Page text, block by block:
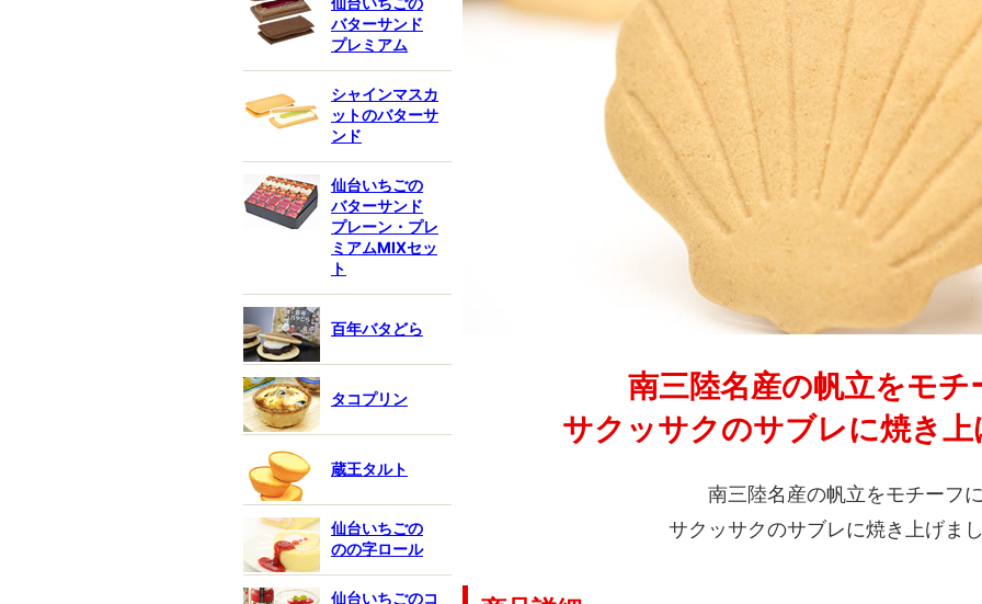
バターサンド
プレミアム
シャインマスカ
ットのバターサ
ンド
仙台いちごの
バターサンド
プレーン・プレ
ミアムMIXセッ
ト
百年バタどら
タコプリン
蔵王タルト
仙台いちごの
のの字ロール
仙台いちごのコ
南三陸名産の帆立をモチ
サクッサクのサブレに焼き
南三陸名産の帆立をモチーフ
サクッサクのサブレに焼き上げま